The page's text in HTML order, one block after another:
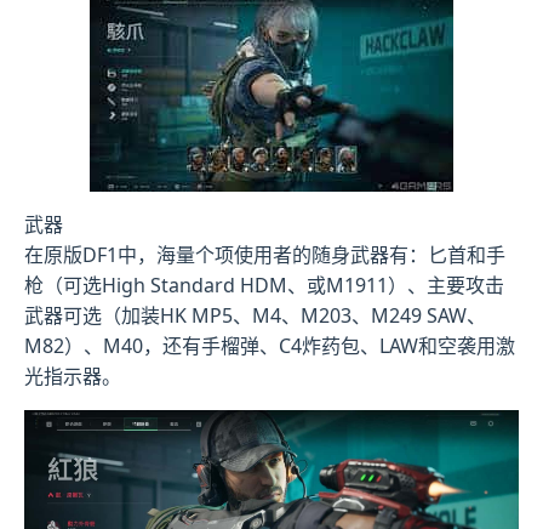
武器
在原版DF1中，海量个项使用者的随身武器有：匕首和手
枪（可选High Standard HDM、或M1911）、主要攻击
武器可选（加装HK MP5、M4、M203、M249 SAW、
M82）、M40，还有手榴弹、C4炸药包、LAW和空袭用激
光指示器。